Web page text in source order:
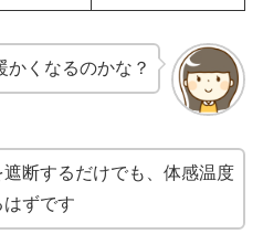
かくなるのかな？
断するだけでも、体感温度
ずです